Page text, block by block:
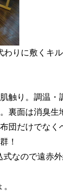
りに敷くキル
り。調温・
面は消臭生
だけでなく
！
なので遠赤外